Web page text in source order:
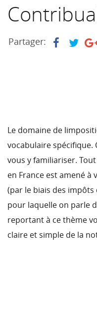
Partager:
Le domaine de
vocabulaire spécifique.
vous y familiariser.
en France est amené à
(par le biais des impôts
pour laquelle on parle
reportant à ce thème
claire et simple de la